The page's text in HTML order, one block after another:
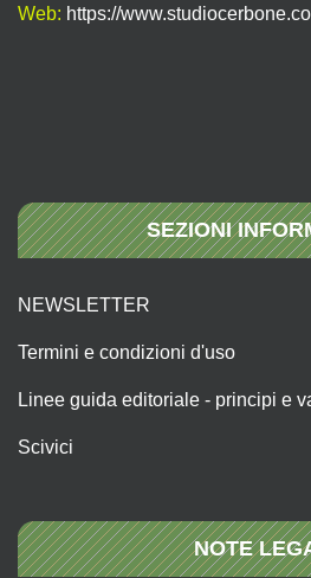
Web: https://
SEZIONI
NEWSLETTER
Termini e condizioni d'uso
Linee guida editoriale - principi e
Scivici
NOTE